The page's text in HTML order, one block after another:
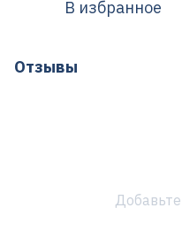
В избранное
Отзывы